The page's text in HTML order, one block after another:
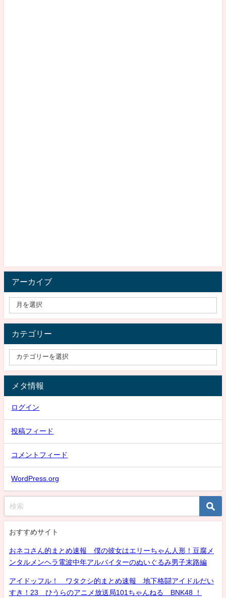
アーカイブ
カテゴリー
メタ情報
ログイン
投稿フィード
コメントフィード
WordPress.org
おすすめサイト
おネコさん的まとめ速報 僕の彼女はエリーちゃん人形！豆腐メ
ンタルメンヘラ電波中年アルバイターのぬいぐるみ男子末路編
アイドッフル！ ワタクシ的まとめ速報 地下格闘アイドルだい
すき！23 ひうらのアニメ放送局101ちゃんねる BNK48 ！